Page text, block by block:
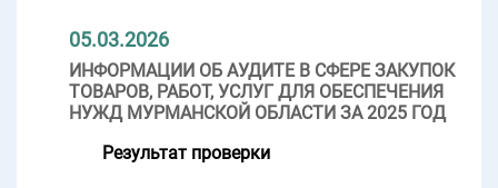
05.03.2026
ИНФОРМАЦИИ ОБ АУДИТЕ В СФЕРЕ ЗАКУПОК
ТОВАРОВ, РАБОТ, УСЛУГ ДЛЯ ОБЕСПЕЧЕНИЯ
НУЖД МУРМАНСКОЙ ОБЛАСТИ ЗА 2025 ГОД
Результат проверки